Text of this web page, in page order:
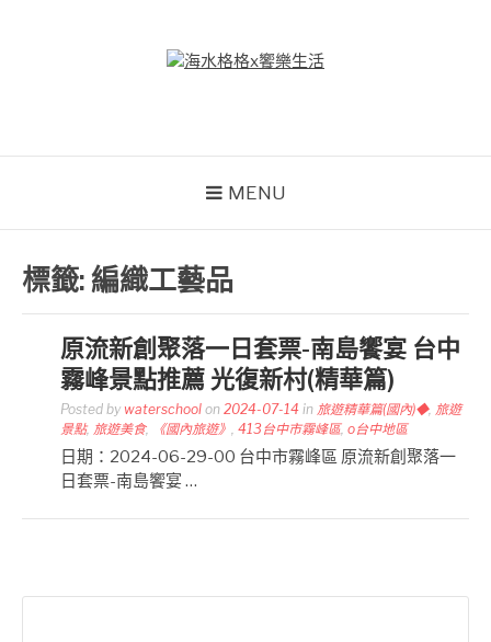
MENU
標籤:編織工藝品
原流新創聚落一日套票-南島饗宴 台中
霧峰景點推薦 光復新村(精華篇)
Posted by waterschool on 2024-07-14 in 旅遊精華篇(國內)◆, 旅遊
景點, 旅遊美食, 《國內旅遊》 , 413台中市霧峰區, o台中地區
日期：2024-06-29-00 台中市霧峰區 原流新創聚落一
日套票-南島饗宴 …